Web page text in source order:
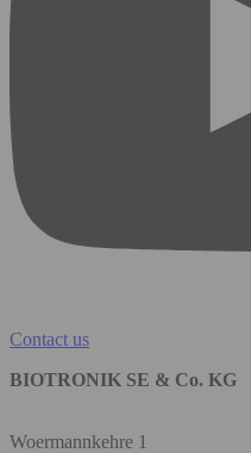
Contact us
BIOTRONIK SE & Co. KG
Woermannkehre 1